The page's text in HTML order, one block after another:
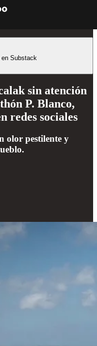
en Substack
sin atención
P. Blanco,
redes sociales
olor pestilente y